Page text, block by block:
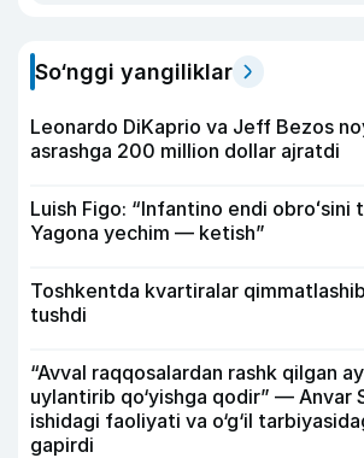
So‘nggi yangiliklar
Leonardo DiKaprio va Jeff Bezos
asrashga 200 million dollar ajratdi
Luish Figo: “Infantino endi obroʻsini
Yagona yechim — ketish”
Toshkentda kvartiralar
tushdi
“Avval raqqosalardan rashk qilgan
uylantirib qo‘yishga qodir” — Anvar
ishidagi faoliyati va o‘g‘il
gapirdi